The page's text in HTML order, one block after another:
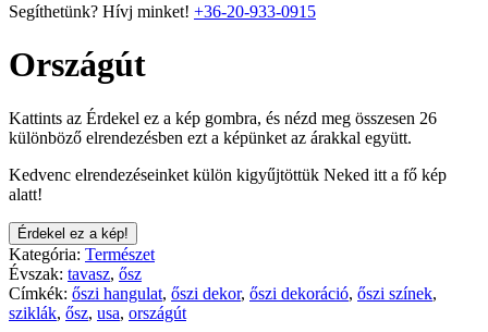
Segíthetünk? Hívj minket! +36-20-933-0915
Országút
Kattints az Érdekel ez a kép gombra, és nézd meg összesen 26
különböző elrendezésben ezt a képünket az árakkal együtt.
Kedvenc elrendezéseinket külön kigyűjtöttük Neked itt a fő kép
alatt!
Érdekel ez a kép!
Kategória: Természet
Évszak: tavasz, ősz
Címkék: őszi hangulat, őszi dekor, őszi dekoráció, őszi színek,
sziklák, ősz, usa, országút